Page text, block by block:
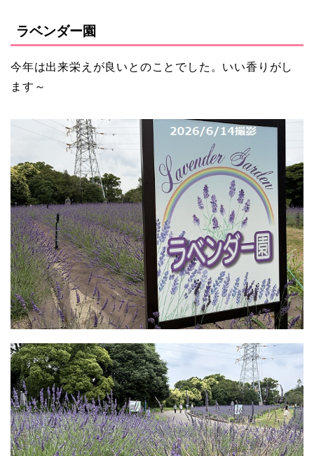
ラベンダー園
今年は出来栄えが良いとのことでした。いい香りがし
ます～